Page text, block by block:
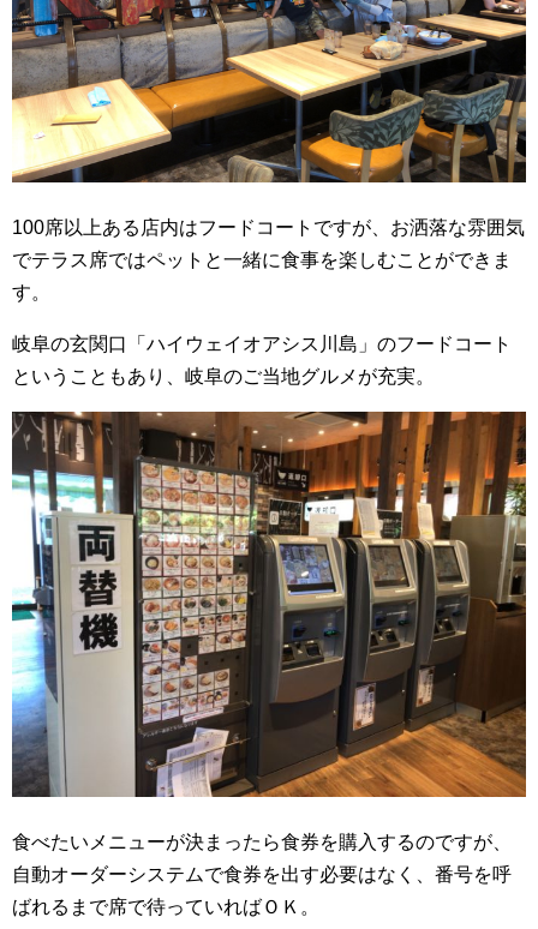
100席以上ある店内はフードコートですが、お洒落な雰囲気
でテラス席ではペットと一緒に食事を楽しむことができま
す。
岐阜の玄関口「ハイウェイオアシス川島」のフードコート
ということもあり、岐阜のご当地グルメが充実。
食べたいメニューが決まったら食券を購入するのですが、
自動オーダーシステムで食券を出す必要はなく、番号を呼
ばれるまで席で待っていればＯＫ。